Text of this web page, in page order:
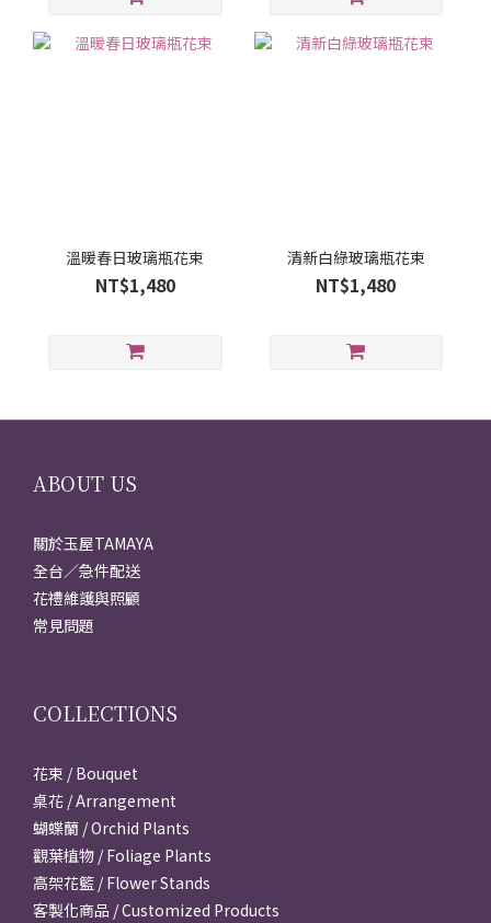
溫暖春日玻璃瓶花束
NT$1,480
清新白綠玻璃瓶花束
NT$1,480
ABOUT US
關於玉屋TAMAYA
全台／急件配送
花禮維護與照顧
常見問題
COLLECTIONS
花束 / Bouquet
桌花 / Arrangement
蝴蝶蘭 / Orchid Plants
觀葉植物 / Foliage Plants
高架花籃 / Flower Stands
客製化商品 / Customized Products